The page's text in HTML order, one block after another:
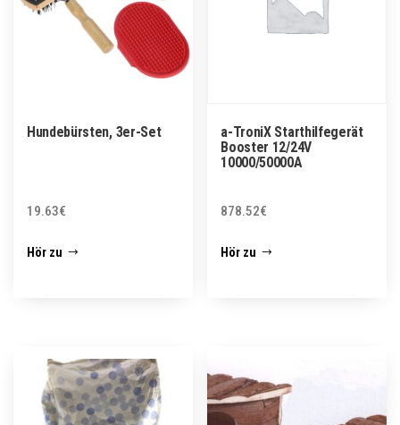
Hundebürsten, 3er-Set
19.63€
Hör zu
a-TroniX Starthilfegerät
Booster 12/24V
10000/50000A
878.52€
Hör zu